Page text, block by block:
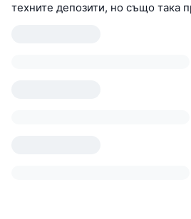
техните депозити, но също така